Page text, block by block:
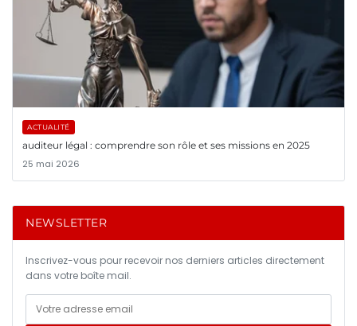
ACTUALITÉ
auditeur légal : comprendre son rôle et ses missions en 2025
25 mai 2026
NEWSLETTER
Inscrivez-vous pour recevoir nos derniers articles directement
dans votre boîte mail.